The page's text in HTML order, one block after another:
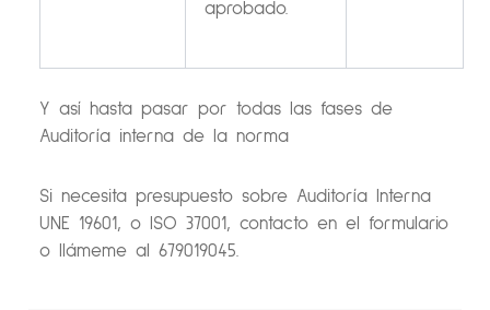
aprobado.
Y así hasta pasar por todas las fases de
Auditoría interna de la norma
Si necesita presupuesto sobre Auditoría Interna
UNE 19601, o ISO 37001, contacto en el formulario
o llámeme al 679019045.